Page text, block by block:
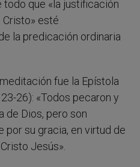
todo que «la justificación
esté
la predicación ordinaria
fue la Epístola
26): «Todos pecaron y
de Dios, pero son
su gracia, en virtud de
Jesús».